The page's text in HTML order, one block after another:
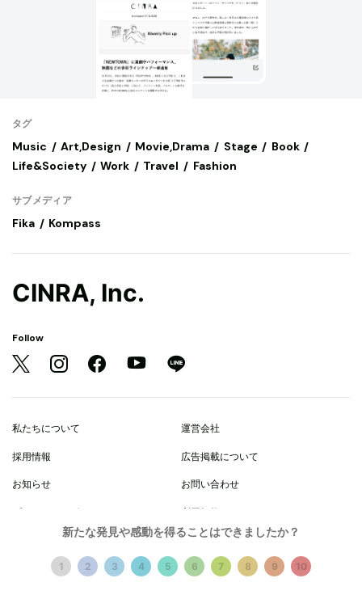
新たな発見や感動を得ることはできましたか？
1 2 3 4 5 6 7 8 9 10
タグ
Music Art,Design Movie,Drama Stage
Book
Life&Society
Work Travel Fashion
サブメディア
Fika Kompass
CINRA, Inc.
Follow
私たちについて 運営会社
採用情報 広告掲載について
お知らせ お問い合わせ
プライバシーポリシー 利用規約